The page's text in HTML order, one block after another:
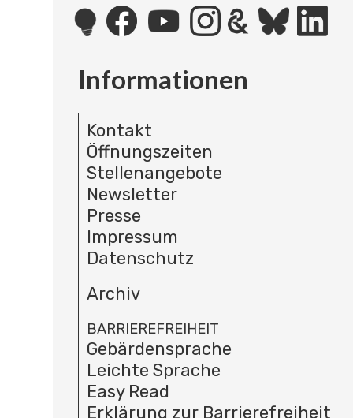
Informationen
Kontakt
Öffnungszeiten
Stellenangebote
Newsletter
Presse
Impressum
Datenschutz
Archiv
BARRIEREFREIHEIT
Gebärdensprache
Leichte Sprache
Easy Read
Erklärung zur Barrierefreiheit